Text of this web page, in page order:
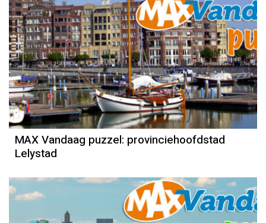
MAX Vandaag puzzel: provinciehoofdstad
Lelystad